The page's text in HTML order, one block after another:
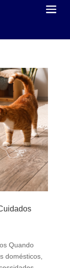
Quando
domésticos,